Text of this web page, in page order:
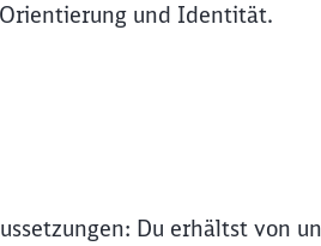
und Identität.
Du erhältst von